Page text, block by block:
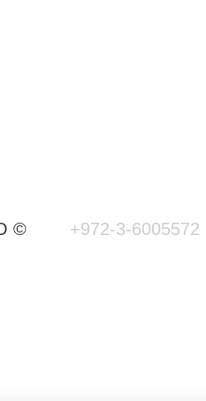
© +972-3-6005572